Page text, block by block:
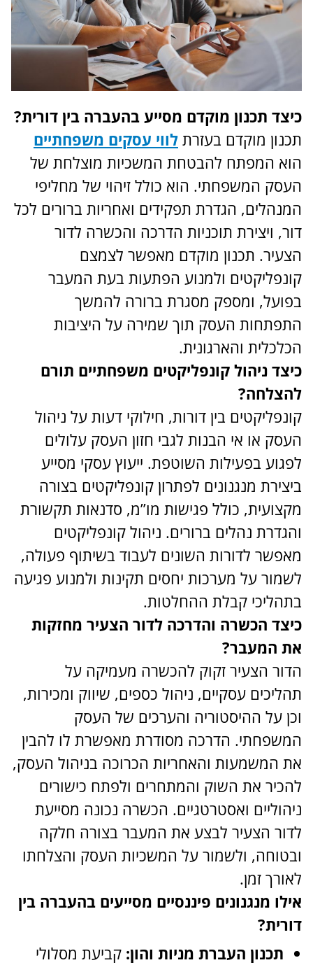
כיצד תכנון מוקדם מסייע בהעברה בין דורית?
תכנון מוקדם בעזרת לווי עסקים משפחתיים
הוא המפתח להבטחת המשכיות מוצלחת של
העסק המשפחתי. הוא כולל זיהוי של מחליפי
המנהלים, הגדרת תפקידים ואחריות ברורים לכל
דור, ויצירת תוכניות הדרכה והכשרה לדור
הצעיר. תכנון מוקדם מאפשר לצמצם
קונפליקטים ולמנוע הפתעות בעת המעבר
בפועל, ומספק מסגרת ברורה להמשך
התפתחות העסק תוך שמירה על היציבות
הכלכלית והארגונית.
כיצד ניהול קונפליקטים משפחתיים תורם
להצלחה?
קונפליקטים בין דורות, חילוקי דעות על ניהול
העסק או אי הבנות לגבי חזון העסק עלולים
לפגוע בפעילות השוטפת. ייעוץ עסקי מסייע
ביצירת מנגנונים לפתרון קונפליקטים בצורה
מקצועית, כולל פגישות מו”מ, סדנאות תקשורת
והגדרת נהלים ברורים. ניהול קונפליקטים
מאפשר לדורות השונים לעבוד בשיתוף פעולה,
לשמור על מערכות יחסים תקינות ולמנוע פגיעה
בתהליכי קבלת ההחלטות.
כיצד הכשרה והדרכה לדור הצעיר מחזקות
את המעבר?
הדור הצעיר זקוק להכשרה מעמיקה על
תהליכים עסקיים, ניהול כספים, שיווק ומכירות,
וכן על ההיסטוריה והערכים של העסק
המשפחתי. הדרכה מסודרת מאפשרת לו להבין
את המשמעות והאחריות הכרוכה בניהול העסק,
להכיר את השוק והמתחרים ולפתח כישורים
ניהוליים ואסטרטגיים. הכשרה נכונה מסייעת
לדור הצעיר לבצע את המעבר בצורה חלקה
ובטוחה, ולשמור על המשכיות העסק והצלחתו
לאורך זמן.
אילו מנגנונים פיננסיים מסייעים בהעברה בין
דורית?
תכנון העברת מניות והון: קביעת מסלולי